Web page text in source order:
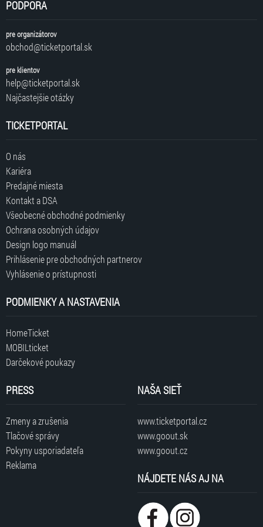
PODPORA
pre organizátorov
obchod@ticketportal.sk
pre klientov
help@ticketportal.sk
Najčastejšie otázky
TICKETPORTAL
O nás
Kariéra
Predajné miesta
Kontakt a DSA
Všeobecné obchodné podmienky
Ochrana osobných údajov
Design logo manuál
Prihlásenie pre obchodných partnerov
Vyhlásenie o prístupnosti
PODMIENKY A NASTAVENIA
HomeTicket
MOBILticket
Darčekové poukazy
PRESS
Zmeny a zrušenia
Tlačové správy
Pokyny usporiadateľa
Reklama
NAŠA SIEŤ
www.ticketportal.cz
www.goout.sk
www.goout.cz
NÁJDETE NÁS AJ NA